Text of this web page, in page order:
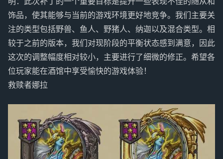
饰品，使其能够与当前的游戏环境更好地竞争。我们主要关
注的类型包括野兽、鱼人、野猪人、纳迦以及混合类型。相
较于之前的版本，我们对现阶段的平衡状态感到满意，因此
这次的调整幅度相对较小，主要进行了细微的修正。希望各
位玩家能在酒馆中享受愉快的游戏体验！
救赎者娜拉